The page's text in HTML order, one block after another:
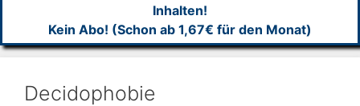
Inhalten!
Kein Abo! (Schon ab 1,67€ für den Monat)
Decidophobie